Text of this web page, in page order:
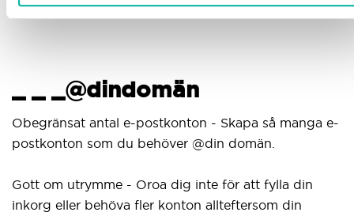
_ _@dindomän
antal e-postkonton - Skapa så manga e-
som du behöver @din domän.
om utrymme - Oroa dig inte för att fylla din
eller behöva fler konton allteftersom din